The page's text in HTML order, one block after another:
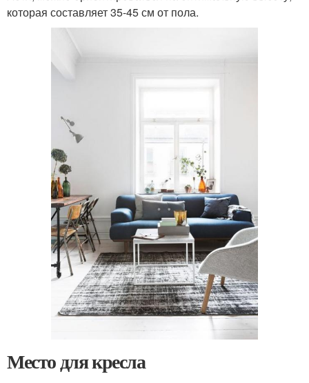
которая составляет 35-45 см от пола.
Место для кресла